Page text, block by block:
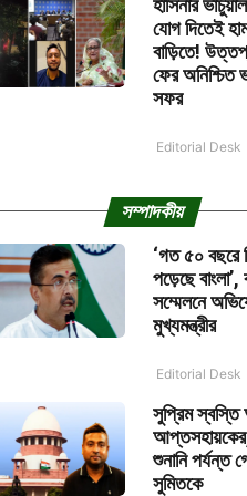
হাসিনার
যোগ দিতেই
বাড়িতে!
ফের অনিশ্চিত
সফর
Editorial Desk
সম্পাদকীয়
‘গত ৫০ বছরে
পড়েছে বাংলা’,
সম্মেলনে
মুখ্যমন্ত্রীর
Editorial Desk
সুপ্রিম স্বস্তি
শুনানি পর্যন্ত
সুমিতকে